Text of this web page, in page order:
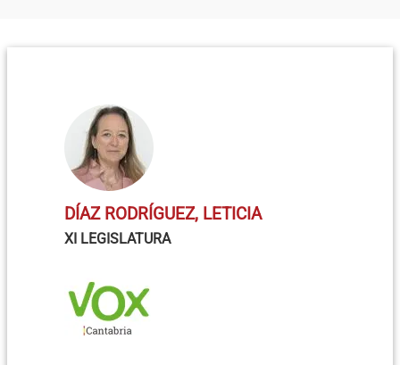
DÍAZ RODRÍGUEZ, LETICIA
XI LEGISLATURA